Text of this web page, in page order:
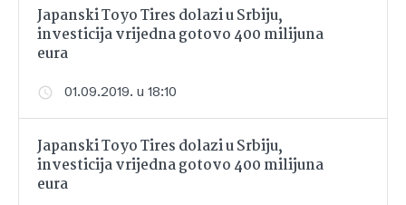
Japanski Toyo Tires dolazi u Srbiju,
investicija vrijedna gotovo 400 milijuna
eura
01.09.2019. u 18:10
Japanski Toyo Tires dolazi u Srbiju,
investicija vrijedna gotovo 400 milijuna
eura